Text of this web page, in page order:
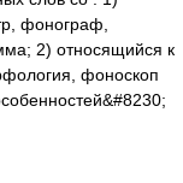
фонограф,
2) относящийся к
фоноскоп